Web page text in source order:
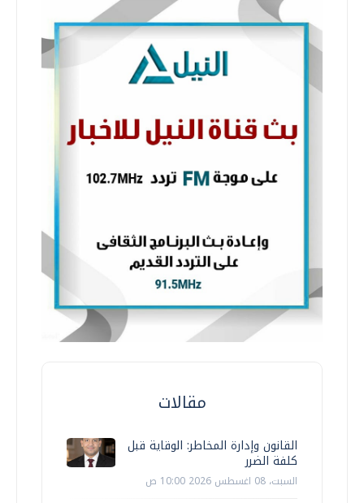
مقالات
القانون وإدارة المخاطر: الوقاية قبل
كلفة الضرر
السبت، 08 اغسطس 2026 10:00 ص